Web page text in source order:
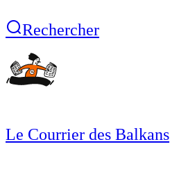
Rechercher
Le Courrier des Balkans